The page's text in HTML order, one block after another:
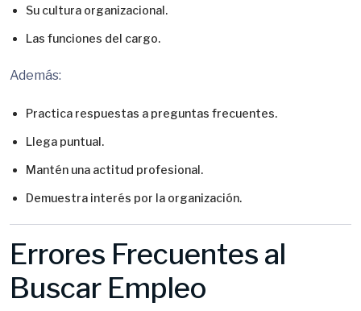
Su cultura organizacional.
Las funciones del cargo.
Además:
Practica respuestas a preguntas frecuentes.
Llega puntual.
Mantén una actitud profesional.
Demuestra interés por la organización.
Errores Frecuentes al
Buscar Empleo